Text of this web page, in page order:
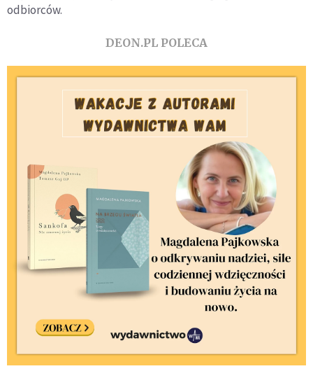
odbiorców.
DEON.PL POLECA